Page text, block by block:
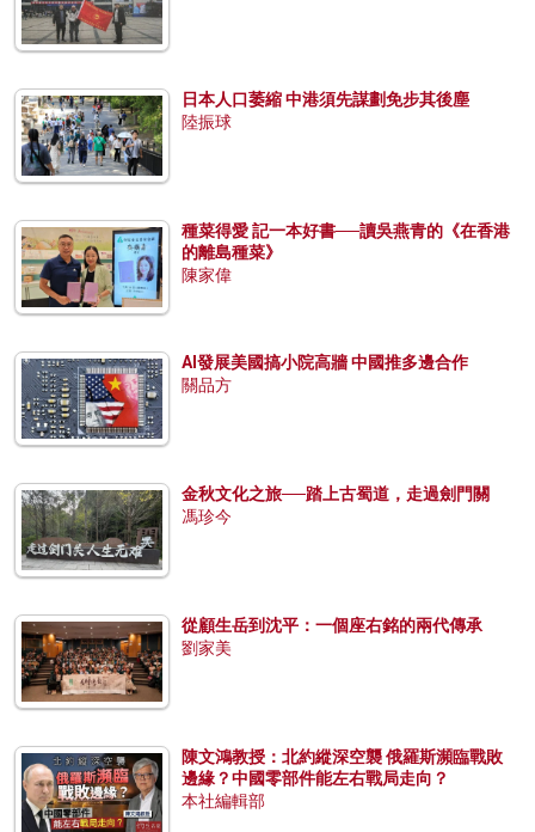
日本人口萎縮 中港須先謀劃免步其後塵
陸振球
種菜得愛 記一本好書──讀吳燕青的《在香港
的離島種菜》
陳家偉
AI發展美國搞小院高牆 中國推多邊合作
關品方
金秋文化之旅──踏上古蜀道，走過劍門關
馮珍今
從顧生岳到沈平：一個座右銘的兩代傳承
劉家美
陳文鴻教授：北約縱深空襲 俄羅斯瀕臨戰敗
邊緣？中國零部件能左右戰局走向？
本社編輯部